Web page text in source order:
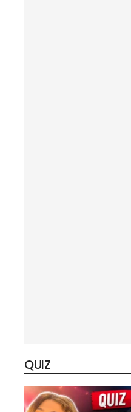
QUIZ